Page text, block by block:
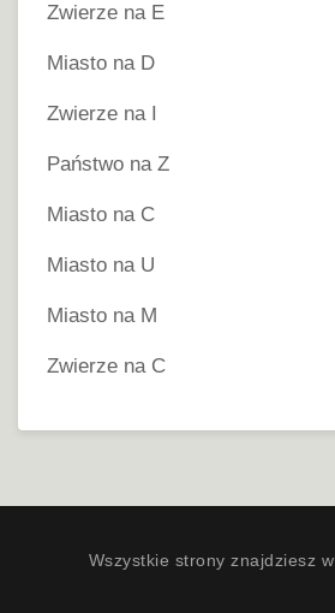
Zwierze na E
Miasto na D
Zwierze na I
Państwo na Z
Miasto na C
Miasto na U
Miasto na M
Zwierze na C
Wszystkie strony znajdziesz w